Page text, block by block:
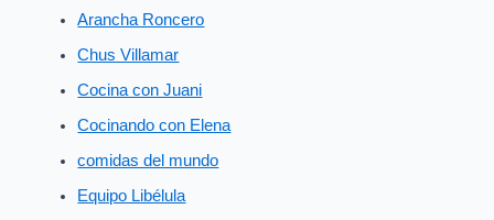
Arancha Roncero
Chus Villamar
Cocina con Juani
Cocinando con Elena
comidas del mundo
Equipo Libélula